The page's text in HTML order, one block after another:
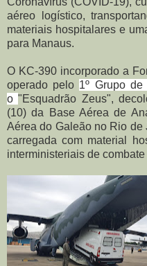
aéreo logístico,
materiais hospitalares e
para Manaus.
O KC-390 incorporado a
operado pelo 1º Grupo de
o "Esquadrão Zeus",
(10) da Base Aérea de
Aérea do Galeão no Rio
carregada com material
interministeriais de